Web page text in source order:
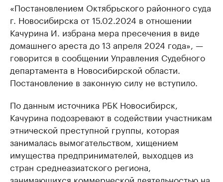
«Постановлением Октябрьского районного суда
г. Новосибирска от 15.02.2024 в отношении
Качурина И. избрана мера пресечения в виде
домашнего ареста до 13 апреля 2024 года», —
говорится в сообщении Управления Судебного
департамента в Новосибирской области.
Постановление в законную силу не вступило.
По данным источника РБК Новосибирск,
Качурина подозревают в содействии участникам
этнической преступной группы, которая
занималась вымогательством, хищением
имущества предпринимателей, выходцев из
стран среднеазиатского региона,
занимающихся коммерческой деятельностью на